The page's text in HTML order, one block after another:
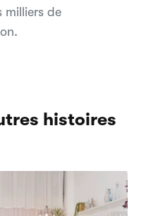
milliers de
histoires